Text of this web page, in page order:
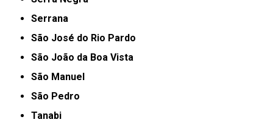
Serrana
São José do Rio Pardo
São João da Boa Vista
São Manuel
São Pedro
Tanabi